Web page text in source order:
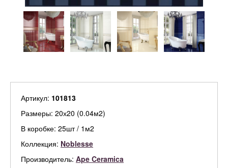
Артикул: 101813
Размеры: 20х20 (0.04м2)
В коробке: 25шт / 1м2
Коллекция: Noblesse
Производитель: Ape Ceramica